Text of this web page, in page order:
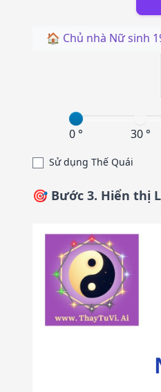
🏠 Chủ nhà Nữsinh
0 ° 30 °
Sử dụng Thế Quái
🎯 Bước 3. Hiển thị